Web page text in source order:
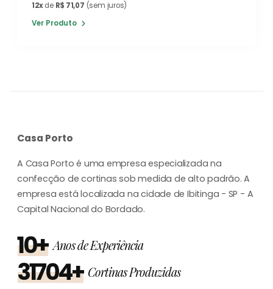
12xde R$ 71,07 (sem juros)
Ver Produto
Casa Porto
A Casa Porto é uma empresa especializada na
confecção de cortinas sob medida de alto padrão. A
empresa está localizada na cidade de Ibitinga - SP - A
Capital Nacional do Bordado.
10+ Anos de Experiência
31704+ Cortinas Produzidas